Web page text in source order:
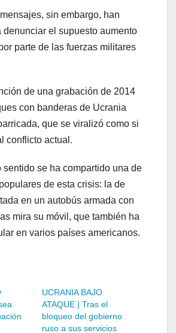
sin embargo, han
denunciar el supuesto aumento
parte de las fuerzas militares
de una grabación de 2014
con banderas de Ucrania
que se viralizó como si
conflicto actual.
sentido se ha compartido una de
de esta crisis: la de
en un autobús armada con
mira su móvil, que también ha
en varios países americanos.
UCRANIA BAJO
ATAQUE | Tras el
bloqueo del gobierno
ruso a sus servicios